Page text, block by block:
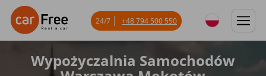
Wypożyczalnia Samochodów
24/7 +48 794 500 550